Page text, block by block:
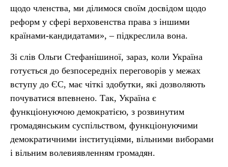
щодо членства, ми ділимося своїм досвідом щодо
реформ у сфері верховенства права з іншими
країнами-кандидатами», – підкреслила вона.
Зі слів Ольги Стефанішиної, зараз, коли Україна
готується до безпосередніх переговорів у межах
вступу до ЄС, має чіткі здобутки, які дозволяють
почуватися впевнено. Так, Україна є
функціонуючою демократією, з розвинутим
громадянським суспільством, функціонуючими
демократичними інституціями, вільними виборами
і вільним волевиявленням громадян.